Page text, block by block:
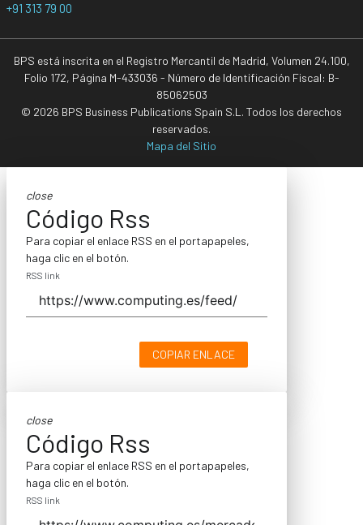
+91 313 79 00
BPS está inscrita en el Registro Mercantil de Madrid, Volumen 24.100,
Folio 172, Página M-433036 - Número de Identificación Fiscal: B-
85062503
© 2026 BPS Business Publications Spain S.L. Todos los derechos
reservados.
Mapa del Sitio
close
Código Rss
Para copiar el enlace RSS en el portapapeles,
haga clic en el botón.
RSS link
COPIAR ENLACE
close
Código Rss
Para copiar el enlace RSS en el portapapeles,
haga clic en el botón.
RSS link